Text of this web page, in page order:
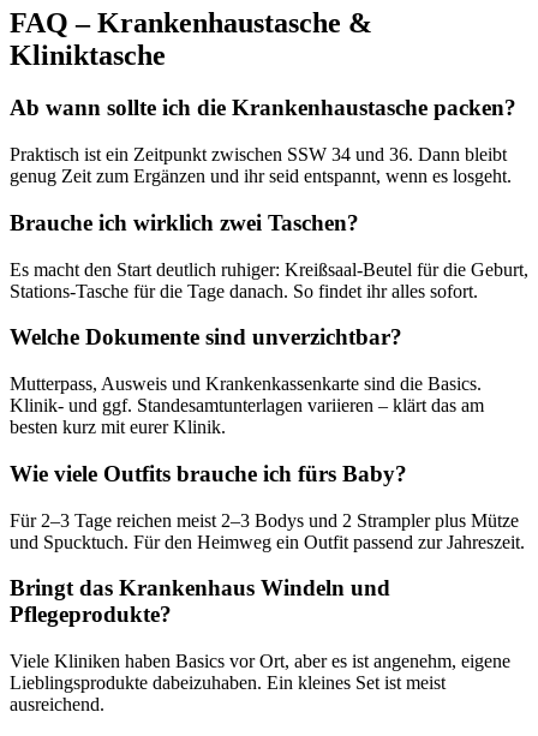
FAQ – Krankenhaustasche &
Kliniktasche
Ab wann sollte ich die Krankenhaustasche packen?
Praktisch ist ein Zeitpunkt zwischen SSW 34 und 36. Dann bleibt
genug Zeit zum Ergänzen und ihr seid entspannt, wenn es losgeht.
Brauche ich wirklich zwei Taschen?
Es macht den Start deutlich ruhiger: Kreißsaal-Beutel für die Geburt,
Stations-Tasche für die Tage danach. So findet ihr alles sofort.
Welche Dokumente sind unverzichtbar?
Mutterpass, Ausweis und Krankenkassenkarte sind die Basics.
Klinik- und ggf. Standesamtunterlagen variieren – klärt das am
besten kurz mit eurer Klinik.
Wie viele Outfits brauche ich fürs Baby?
Für 2–3 Tage reichen meist 2–3 Bodys und 2 Strampler plus Mütze
und Spucktuch. Für den Heimweg ein Outfit passend zur Jahreszeit.
Bringt das Krankenhaus Windeln und
Pflegeprodukte?
Viele Kliniken haben Basics vor Ort, aber es ist angenehm, eigene
Lieblingsprodukte dabeizuhaben. Ein kleines Set ist meist
ausreichend.